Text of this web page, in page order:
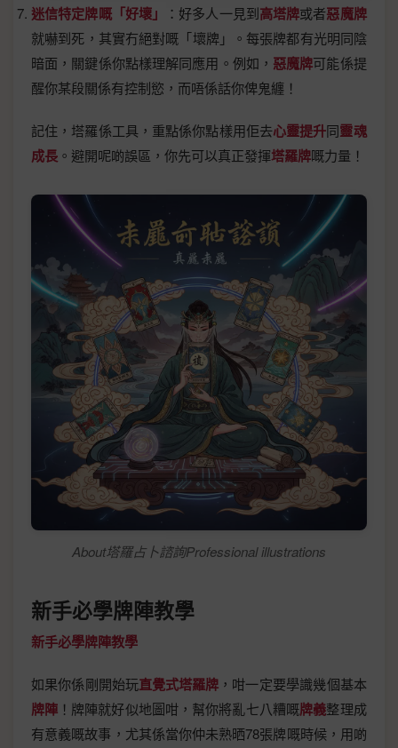
迷信特定牌嘅「好壞」 ：好多人一見到高塔牌或者惡魔牌
就嚇到死，其實冇絕對嘅「壞牌」。每張牌都有光明同陰
暗面，關鍵係你點樣理解同應用。例如， 惡魔牌可能係提
醒你某段關係有控制慾，而唔係話你俾鬼纏！
記住，塔羅係工具，重點係你點樣用佢去心靈提升同靈魂
成長 。避開呢啲誤區，你先可以真正發揮塔羅牌嘅力量！
About塔羅占卜諮詢Professional illustrations
新手必學牌陣教學
新手必學牌陣教學
如果你係剛開始玩直覺式塔羅牌 ，咁一定要學識幾個基本
牌陣 ！牌陣就好似地圖咁，幫你將亂七八糟嘅牌義整理成
有意義嘅故事，尤其係當你仲未熟晒78張牌嘅時候，用啲